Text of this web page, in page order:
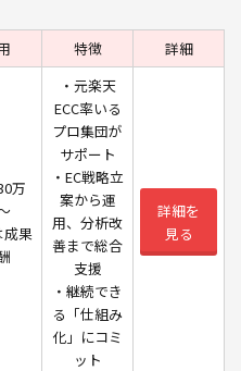
特徴 詳細
万
成果
・元楽天
ECC率いる
プロ集団が
サポート
・EC戦略立
案から運
用、分析改
善まで総合
支援
・継続でき
る「仕組み
化」にコミ
ット
詳細を
見る